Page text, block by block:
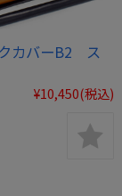
カバーB2 ス
¥10,450(税込)